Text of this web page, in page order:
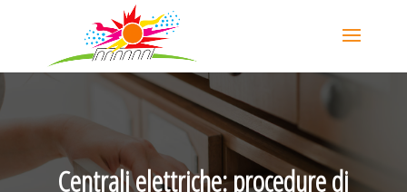
Centrali elettriche: procedure di